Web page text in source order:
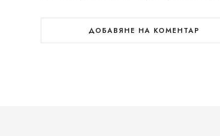
ДОБАВЯНЕ НА КОМЕНТАР